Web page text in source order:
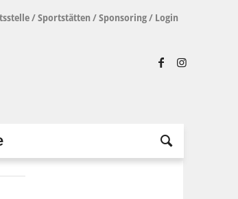
/Sportstätten /Sponsoring/ Login